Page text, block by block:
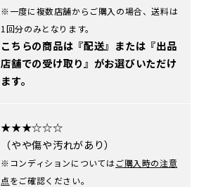
※一度に複数店舗からご購入の場合、送料は
1回分のみとなります。
こちらの商品は『配送』または『出品
店舗での受け取り』がお選びいただけ
ます。
★★★☆☆☆
（やや傷や汚れがあり）
※コンディションについてはご購入時の注意
点をご確認ください。